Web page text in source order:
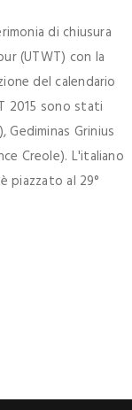
di chiusura
(UTWT) con la
del calendario
2015 sono stati
Gediminas Grinius
Creole). L'italiano
piazzato al 29°